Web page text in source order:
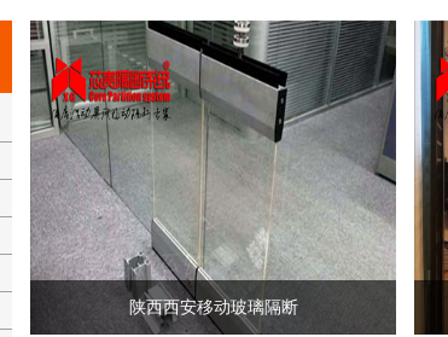
陕西西安移动玻璃隔断